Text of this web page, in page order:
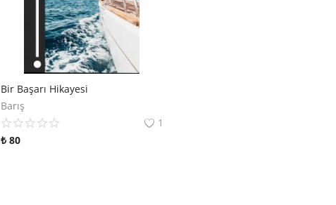
Bir Başarı Hikayesi
Barış
1
₺80